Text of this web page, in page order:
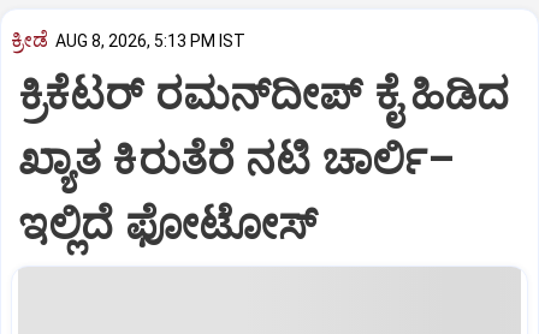
ಕ್ರೀಡೆ AUG 8, 2026, 5:13 PM IST
ಕ್ರಿಕೆಟರ್‌ ರಮನ್‌ದೀಪ್‌ ಕೈ ಹಿಡಿದ
ಖ್ಯಾತ ಕಿರುತೆರೆ ನಟಿ ಚಾರ್ಲಿ–
ಇಲ್ಲಿದೆ ಫೋಟೋಸ್